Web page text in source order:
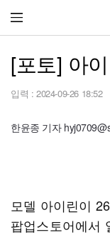
[포토] 아
입력 : 2024-09-26 18:52
한윤종 기자
모델 아이린이
팝업스토어에서